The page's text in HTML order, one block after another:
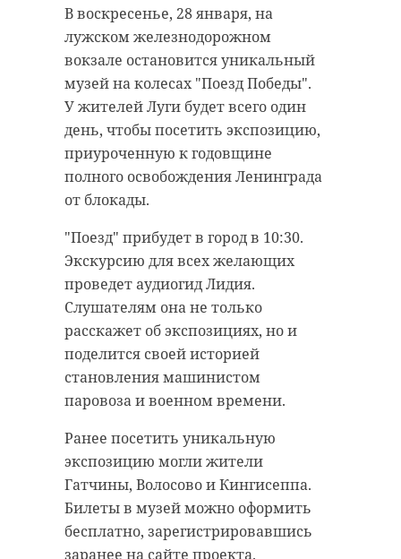
В воскресенье, 28 января, на
лужском железнодорожном
вокзале остановится уникальный
музей на колесах "Поезд Победы".
У жителей Луги будет всего один
день, чтобы посетить экспозицию,
приуроченную к годовщине
полного освобождения Ленинграда
от блокады.
"Поезд" прибудет в город в 10:30.
Экскурсию для всех желающих
проведет аудиогид Лидия.
Слушателям она не только
расскажет об экспозициях, но и
поделится своей историей
становления машинистом
паровоза и военном времени.
Ранее посетить уникальную
экспозицию могли жители
Гатчины, Волосово и Кингисеппа.
Билеты в музей можно оформить
бесплатно, зарегистрировавшись
заранее на сайте проекта.